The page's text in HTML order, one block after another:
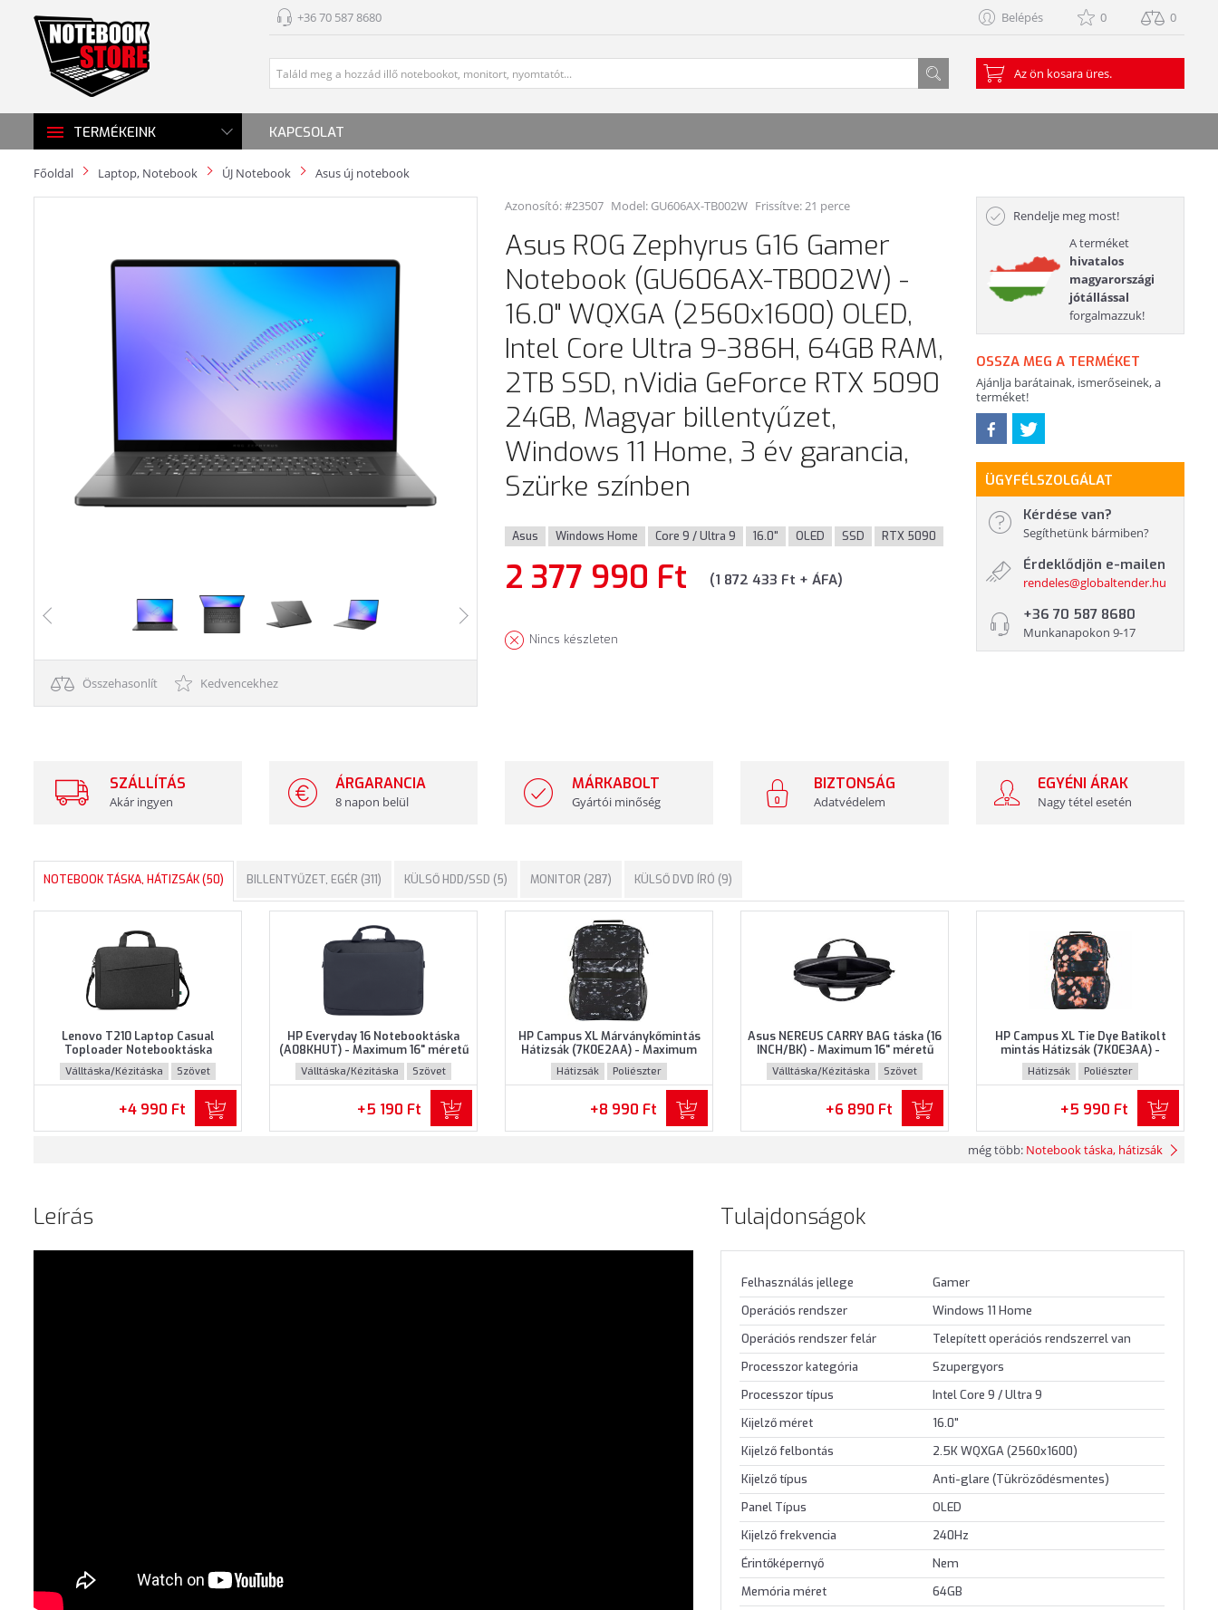
+36 70 587 8680 Belépés 0 0
Az ön kosara üres.
TERMÉKEINK KAPCSOLAT
Főoldal Laptop, Notebook ÚJ Notebook Asus új notebook
Összehasonlít Kedvencekhez
Azonosító: #23507 Model: GU606AX-TB002W Frissítve: 21 perce
Asus ROG Zephyrus G16 Gamer
Notebook (GU606AX-TB002W) -
16.0" WQXGA (2560x1600) OLED,
Intel Core Ultra 9-386H, 64GB RAM,
2TB SSD, nVidia GeForce RTX 5090
24GB, Magyar billentyűzet,
Windows 11 Home, 3 év garancia,
Szürke színben
Asus Windows Home Core 9 / Ultra 9 16.0" OLED SSD RTX 5090
2 377 990 Ft (1 872 433 Ft + ÁFA)
Nincs készleten
Rendelje meg most!
A terméket
hivatalos
magyarországi
jótállással
forgalmazzuk!
OSSZA MEG A TERMÉKET
Ajánlja barátainak, ismerőseinek, a
terméket!
ÜGYFÉLSZOLGÁLAT
Kérdése van?
Segíthetünk bármiben?
Érdeklődjön e-mailen
rendeles@globaltender.hu
+36 70 587 8680
Munkanapokon 9-17
SZÁLLÍTÁS
Akár ingyen
ÁRGARANCIA
8 napon belül
MÁRKABOLT
Gyártói minőség
BIZTONSÁG
Adatvédelem
EGYÉNI ÁRAK
Nagy tétel esetén
NOTEBOOK TÁSKA, HÁTIZSÁK (50) BILLENTYŰZET, EGÉR (311) KÜLSŐ HDD/SSD (5) MONITOR (287) KÜLSŐ DVD ÍRÓ (9)
Lenovo T210 Laptop Casual
Toploader Notebooktáska
(GX41L83769) - Maximum 15.6"
méretű notebookokhoz - Fekete
színben
Válltáska/Kézitáska Szövet
+4 990 Ft
HP Everyday 16 Notebooktáska
(A08KHUT) - Maximum 16" méretű
notebookokhoz - Szürke színben
Válltáska/Kézitáska Szövet
+5 190 Ft
HP Campus XL Márványkőmintás
Hátizsák (7K0E2AA) - Maximum
16.1" méretű notebookokhoz,
Márványkőmintás színben
Hátizsák Poliészter
+8 990 Ft
Asus NEREUS CARRY BAG táska (16
INCH/BK) - Maximum 16" méretű
notebookokhoz, Fekete színben
Válltáska/Kézitáska Szövet
+6 890 Ft
HP Campus XL Tie Dye Batikolt
mintás Hátizsák (7K0E3AA) -
Maximum 16.1" méretű
notebookokhoz - Tie Dye Batikolt
mintás színben
Hátizsák Poliészter
+5 990 Ft
még több: Notebook táska, hátizsák
Leírás Tulajdonságok
Felhasználás jellege
Gamer
Operációs rendszer
Windows 11 Home
Operációs rendszer felár
Telepített operációs rendszerrel van
Processzor kategória
Szupergyors
Processzor típus
Intel Core 9 / Ultra 9
Kijelző méret
16.0"
Kijelző felbontás
2.5K WQXGA (2560x1600)
Kijelző típus
Anti-glare (Tükröződésmentes)
Panel Típus
OLED
Kijelző frekvencia
240Hz
Érintőképernyő
Nem
Memória méret
64GB